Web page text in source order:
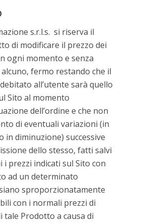
s.r.l.s. si riserva il
di modificare il prezzo dei
ogni momento e senza
fermo restando che il
all’utente sarà quello
Sito al momento
dell’ordine e che non
di eventuali variazioni (in
in diminuzione) successive
dello stesso, fatti salvi
i prezzi indicati sul Sito con
ad un determinato
sproporzionatamente
con i normali prezzi di
tale Prodotto a causa di